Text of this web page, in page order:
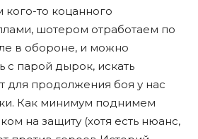
кого-то коцанного
шотером отработаем по
в обороне, и можно
с парой дырок, искать
для продолжения боя у нас
Как минимум поднимем
на защиту (хотя есть нюанс,